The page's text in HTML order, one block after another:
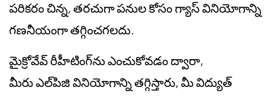
పరికరం చిన్న, తరచుగా పనుల కోసం గ్యాస్ వినియోగాన్ని
గణనీయంగా తగ్గించగలదు.
మైక్రోవేవ్ రీహీటింగ్‌ను ఎంచుకోవడం ద్వారా,
మీరుఎల్‌పిజి వినియోగాన్ని తగ్గిస్తారు, మీ విద్యుత్